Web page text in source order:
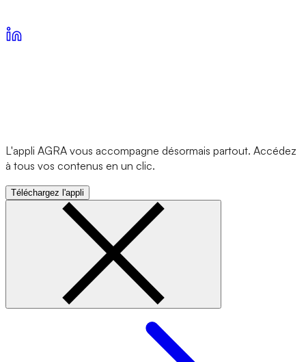
L'appli AGRA vous accompagne désormais partout. Accédez
à tous vos contenus en un clic.
Téléchargez l'appli